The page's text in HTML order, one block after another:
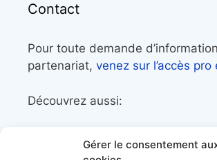
Gérer le consentement
Contact
Pour toute demande
partenariat, venez sur l’accès
Découvrez aussi:
librairie maritime